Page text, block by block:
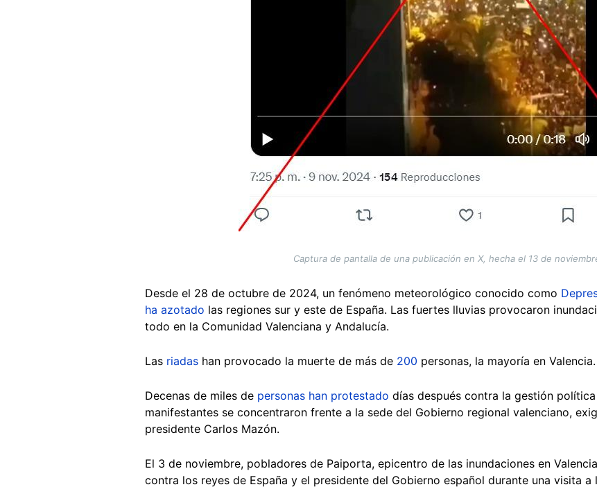
Captura de pantalla de una publicación en X, hecha el 13 de
Desde el 28 de octubre de 2024, un fenómeno meteorológico conocido como
ha azotado las regiones sur y este de España. Las fuertes lluvias provocaron
todo en la Comunidad Valenciana y Andalucía.
Las riadas han provocado la muerte de más de 200 personas, la mayoría en Valencia.
Decenas de miles de personas han protestado días después contra la gestión
manifestantes se concentraron frente a la sede del Gobierno regional valenciano,
presidente Carlos Mazón.
El 3 de noviembre, pobladores de Paiporta, epicentro de las inundaciones en
contra los reyes de España y el presidente del Gobierno español durante una visita a